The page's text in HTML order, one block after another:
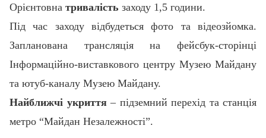
Орієнтовна тривалість заходу 1,5 години.
Під час заходу відбудеться фото та відеозйомка.
Запланована трансляція на фейсбук-сторінці
Інформаційно-виставкового центру Музею Майдану
та ютуб-каналу Музею Майдану.
Найближчі укриття – підземний перехід та станція
метро “Майдан Незалежності”.